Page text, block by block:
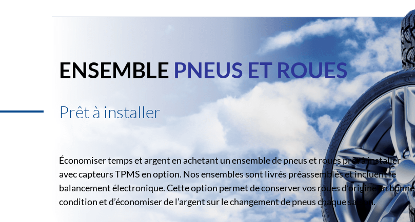
ENSEMBLE PNEUS ET ROUES
Prêt à installer
Économiser temps et argent en achetant un ensemble de pneus et roues prêt à installer
avec capteurs TPMS en option. Nos ensembles sont livrés préassemblés et incluent le
balancement électronique. Cette option permet de conserver vos roues d’origine en bonne
condition et d’économiser de l’argent sur le changement de pneus chaque saison.